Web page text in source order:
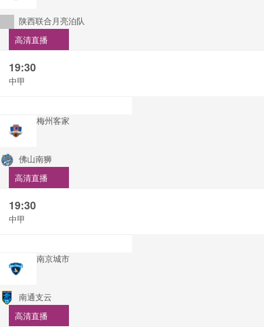
陕西联合月亮泊队
高清直播
19:30
中甲
梅州客家
佛山南狮
高清直播
19:30
中甲
南京城市
南通支云
高清直播